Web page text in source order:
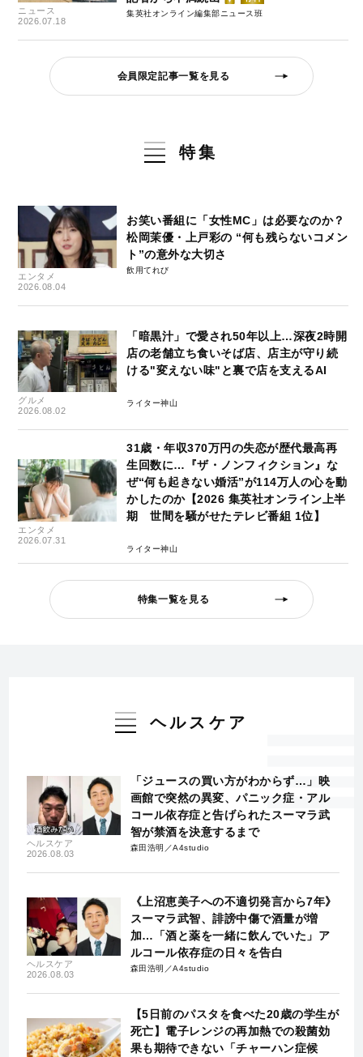
ニュース
2026.07.18
集英社オンライン編集部ニュース班
会員限定記事一覧を見る
特集
エンタメ
2026.08.04
お笑い番組に「女性MC」は必要なのか？
松岡茉優・上戸彩の “何も残らないコメン
ト”の意外な大切さ
飲用てれび
グルメ
2026.08.02
「暗黒汁」で愛され50年以上…深夜2時開
店の老舗立ち食いそば店、店主が守り続
ける"変えない味"と裏で店を支えるAI
ライター神山
エンタメ
2026.07.31
31歳・年収370万円の失恋が歴代最高再
生回数に…『ザ・ノンフィクション』な
ぜ“何も起きない婚活”が114万人の心を動
かしたのか【2026 集英社オンライン上半
期 世間を騒がせたテレビ番組 1位】
ライター神山
特集一覧を見る
ヘルスケア
ヘルスケア
2026.08.03
「ジュースの買い方がわからず…」映
画館で突然の異変、パニック症・アル
コール依存症と告げられたスーマラ武
智が禁酒を決意するまで
森田浩明／A4studio
ヘルスケア
2026.08.03
《上沼恵美子への不適切発言から7年》
スーマラ武智、誹謗中傷で酒量が増
加…「酒と薬を一緒に飲んでいた」ア
ルコール依存症の日々を告白
森田浩明／A4studio
【5日前のパスタを食べた20歳の学生が
死亡】電子レンジの再加熱での殺菌効
果も期待できない「チャーハン症候